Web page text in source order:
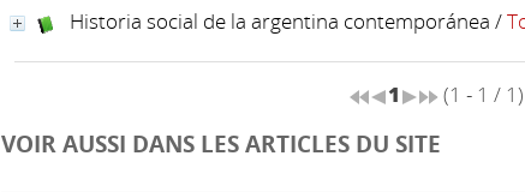
Historia social de la argentina contemporánea /
1 (1 - 1 / 1)
VOIR AUSSI DANS LES ARTICLES DU SITE